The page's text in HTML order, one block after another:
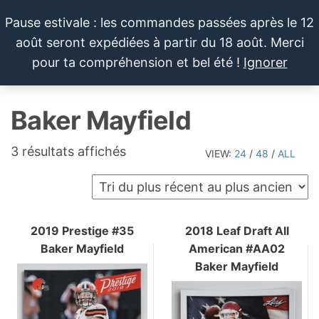
au
contenu
Pause estivale : les commandes passées après le 12
août seront expédiées à partir du 18 août. Merci
pour ta compréhension et bel été ! Ignorer
LE SPORTIF
DU
Cartes
et
produits
autour
du
sport et
pop
culture
Baker Mayfield
VIEW: 24 / 48 / ALL
3 résultats affichésTrié
plus
au
ancien
2019 Prestige #35
Baker Mayfield
2018 Leaf Draft All
American #AA02
Baker Mayfield